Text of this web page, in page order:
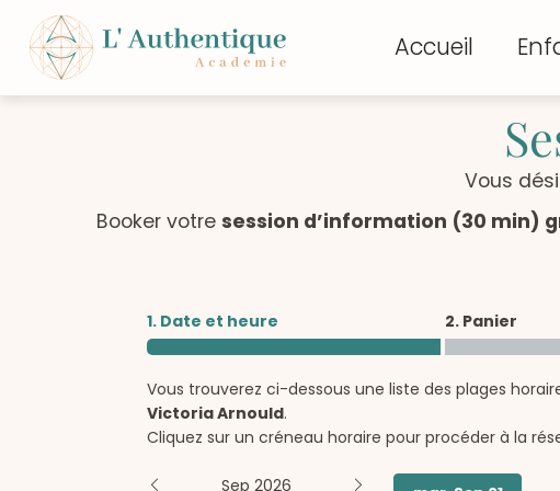
Accueil
Vous
Booker votre session d’information (30 min)
1. Date et heure 2. Panier
Vous trouverez ci-dessous une liste des plages
Victoria Arnould.
Cliquez sur un créneau horaire pour procéder à la
Sep 2026